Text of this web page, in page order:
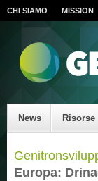
CHI SIAMO MISSION
News Risorse
Europa: